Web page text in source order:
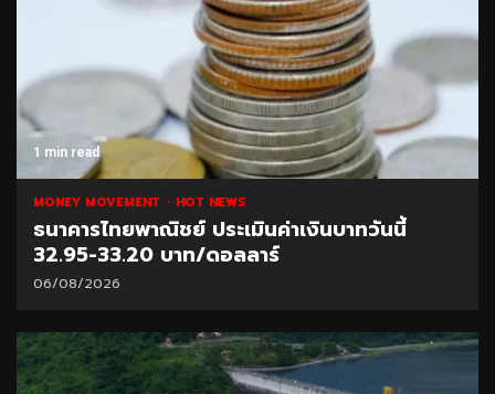
1 min read
MONEY MOVEMENT HOT NEWS
ธนาคารไทยพาณิชย์ ประเมินค่าเงินบาทวันนี้
32.95-33.20 บาท/ดอลลาร์
06/08/2026